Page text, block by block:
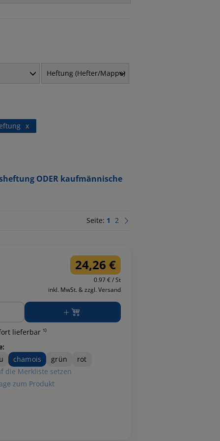
Heftung (Hefter/Mappe)
x
ODER kaufmännische
Seite: 1 2
24,26 €
0.97 € / St
inkl. MwSt. & zzgl. Versand
lieferbar ¹⁾
chamois grün
rot
die Merkliste setzen
zum Produkt